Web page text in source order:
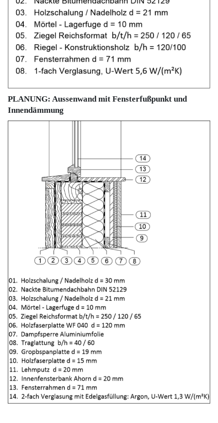
PLANUNG: Aussenwand mit Fensterfußpunkt und
Innendämmung